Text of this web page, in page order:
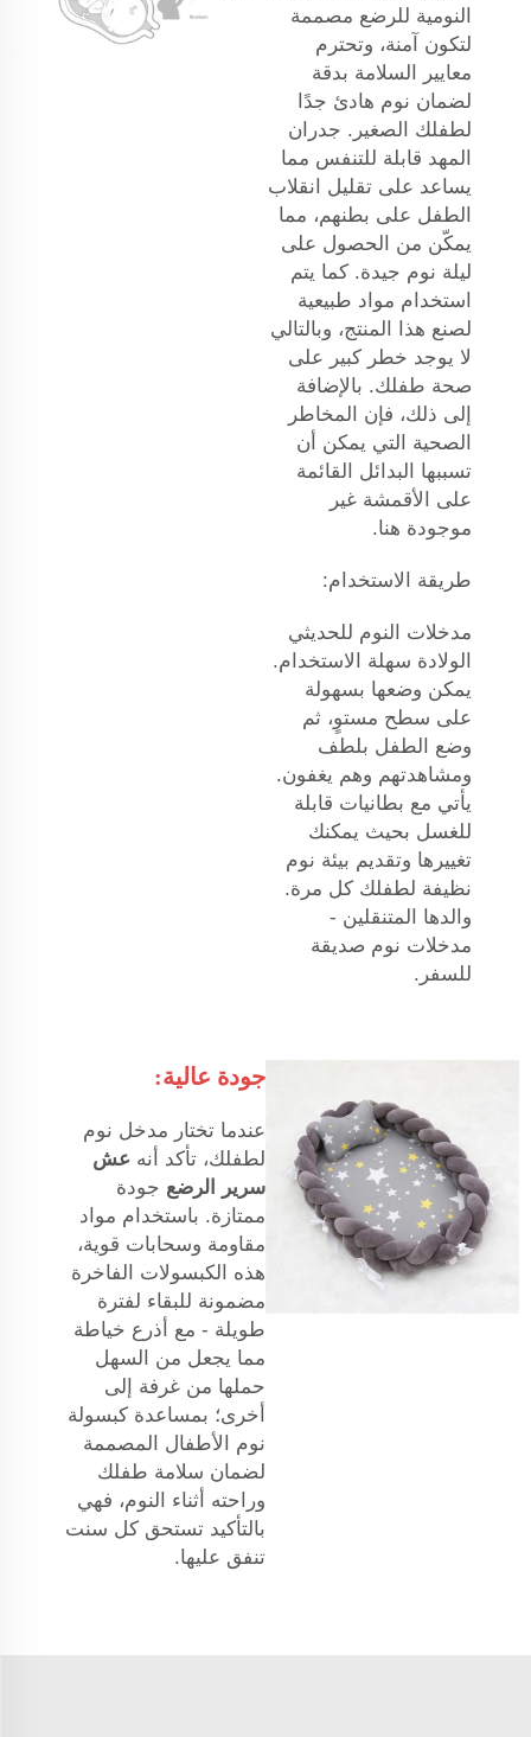
النومية للرضع مصممة
لتكون آمنة، وتحترم
معايير السلامة بدقة
لضمان نوم هادئ جدًا
لطفلك الصغير. جدران
المهد قابلة للتنفس مما
يساعد على تقليل انقلاب
الطفل على بطنهم، مما
يمكّن من الحصول على
ليلة نوم جيدة. كما يتم
استخدام مواد طبيعية
لصنع هذا المنتج، وبالتالي
لا يوجد خطر كبير على
صحة طفلك. بالإضافة
إلى ذلك، فإن المخاطر
الصحية التي يمكن أن
تسببها البدائل القائمة
على الأقمشة غير
موجودة هنا.
طريقة الاستخدام:
مدخلات النوم للحديثي
الولادة سهلة الاستخدام.
يمكن وضعها بسهولة
على سطح مستوٍ، ثم
وضع الطفل بلطف
ومشاهدتهم وهم يغفون.
يأتي مع بطانيات قابلة
للغسل بحيث يمكنك
تغييرها وتقديم بيئة نوم
نظيفة لطفلك كل مرة.
والدها المتنقلين -
مدخلات نوم صديقة
للسفر.
جودة عالية:
عندما تختار مدخل نوم
لطفلك، تأكد أنه عش
سرير الرضع جودة
ممتازة. باستخدام مواد
مقاومة وسحابات قوية،
هذه الكبسولات الفاخرة
مضمونة للبقاء لفترة
طويلة - مع أذرع خياطة
مما يجعل من السهل
حملها من غرفة إلى
أخرى؛ بمساعدة كبسولة
نوم الأطفال المصممة
لضمان سلامة طفلك
وراحته أثناء النوم، فهي
بالتأكيد تستحق كل سنت
تنفق عليها.